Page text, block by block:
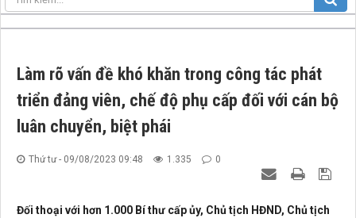
Làm rõ vấn đề khó khăn trong công tác phát
triển đảng viên, chế độ phụ cấp đối với cán bộ
luân chuyển, biệt phái
Thứ tư - 09/08/2023 09:48 1.335 0
Đối thoại với hơn 1.000 Bí thư cấp ủy, Chủ tịch HĐND, Chủ tịch